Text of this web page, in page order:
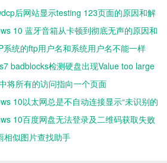
底无声
解决
统用户名不能
测硬盘出现
large for
defined data
type错误的原
因和解决办法
后网站显示testing 123页面的原因和解
10 蓝牙音箱从卡顿到彻底无声的原因和
系统的ftp用户名和系统用户名不能一样
badblocks检测硬盘出现Value too large
的原因和解决办法
将所有的访问指向一个页面
10以太网总是不自动连接显示“未识别的
10百度网盘无法登录及二维码获取失败
相似图片查找助手